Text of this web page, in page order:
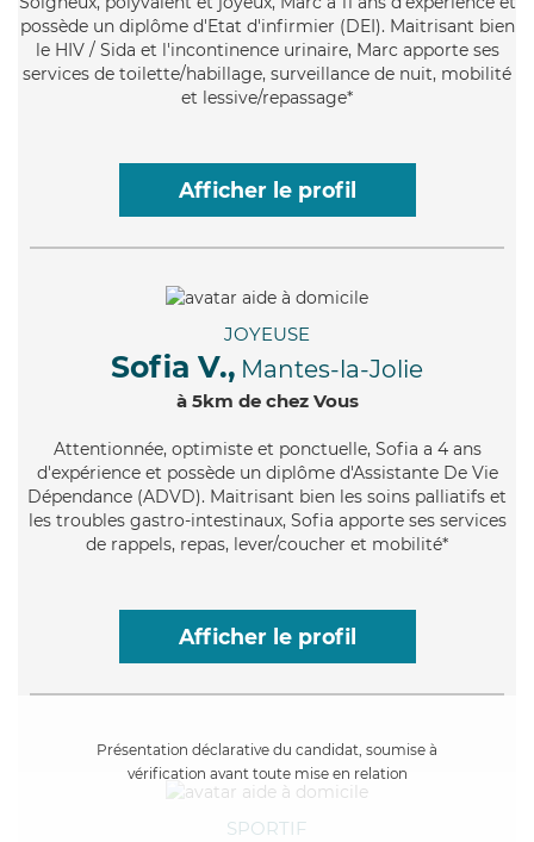
possède un diplôme d'Etat d'infirmier (DEI). Maitrisant bien
le HIV / Sida et l'incontinence urinaire, Marc apporte ses
services de toilette/habillage, surveillance de nuit, mobilité
et lessive/repassage*
Afficher le profil
JOYEUSE
Sofia V., Mantes-la-Jolie
à 5km de chez Vous
Attentionnée, optimiste et ponctuelle, Sofia a 4 ans
d'expérience et possède un diplôme d'Assistante De Vie
Dépendance (ADVD). Maitrisant bien les soins palliatifs et
les troubles gastro-intestinaux, Sofia apporte ses services
de rappels, repas, lever/coucher et mobilité*
Afficher le profil
Présentation déclarative du candidat, soumise à
vérification avant toute mise en relation
SPORTIF